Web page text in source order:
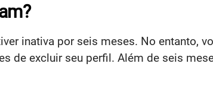
inativa por seis meses. No entanto,
de excluir seu perfil. Além de seis